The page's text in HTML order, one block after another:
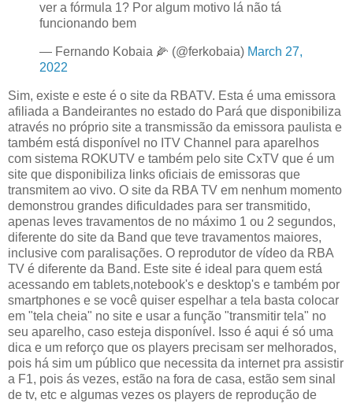
ver a fórmula 1? Por algum motivo lá não tá
funcionando bem
— Fernando Kobaia 🌽 (@ferkobaia) March 27,
2022
Sim, existe e este é o site da RBATV. Esta é uma emissora
afiliada a Bandeirantes no estado do Pará que disponibiliza
através no próprio site a transmissão da emissora paulista e
também está disponível no ITV Channel para aparelhos
com sistema ROKUTV e também pelo site CxTV que é um
site que disponibiliza links oficiais de emissoras que
transmitem ao vivo. O site da RBA TV em nenhum momento
demonstrou grandes dificuldades para ser transmitido,
apenas leves travamentos de no máximo 1 ou 2 segundos,
diferente do site da Band que teve travamentos maiores,
inclusive com paralisações. O reprodutor de vídeo da RBA
TV é diferente da Band. Este site é ideal para quem está
acessando em tablets,notebook's e desktop's e também por
smartphones e se você quiser espelhar a tela basta colocar
em "tela cheia" no site e usar a função "transmitir tela" no
seu aparelho, caso esteja disponível. Isso é aqui é só uma
dica e um reforço que os players precisam ser melhorados,
pois há sim um público que necessita da internet pra assistir
a F1, pois ás vezes, estão na fora de casa, estão sem sinal
de tv, etc e algumas vezes os players de reprodução de